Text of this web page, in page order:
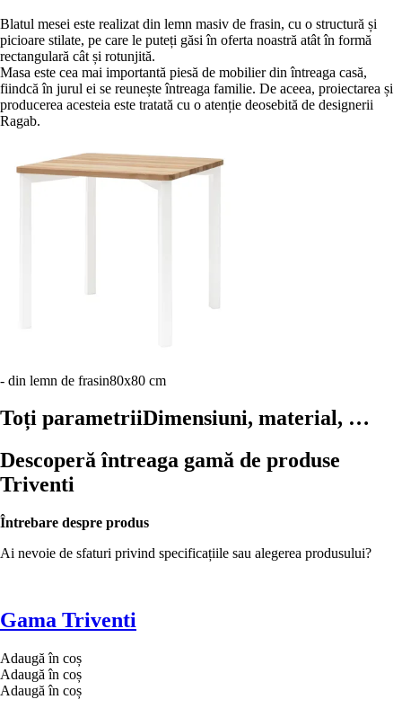
Blatul mesei este realizat din lemn masiv de frasin, cu o structură și
picioare stilate, pe care le puteți găsi în oferta noastră atât în formă
rectangulară cât și rotunjită.
Masa este cea mai importantă piesă de mobilier din întreaga casă,
fiindcă în jurul ei se reunește întreaga familie. De aceea, proiectarea și
producerea acesteia este tratată cu o atenție deosebită de designerii
Ragab.
- din lemn de frasin80x80 cm
Toți parametriiDimensiuni, material, …
Descoperă întreaga gamă de produse
Triventi
Întrebare despre produs
Ai nevoie de sfaturi privind specificațiile sau alegerea produsului?
Gama Triventi
Adaugă în coș
Adaugă în coș
Adaugă în coș